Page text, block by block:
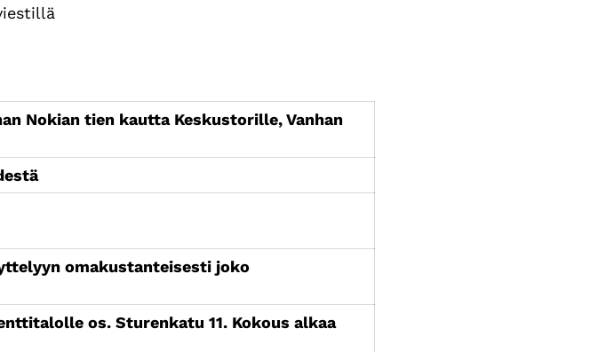
Nokian tien kautta Keskustorille, Vanhan
omakustanteisesti joko
os. Sturenkatu 11. Kokous alkaa